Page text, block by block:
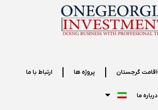
اقامت گرجستان پروژه ها ارتباط با ما
درباره ما